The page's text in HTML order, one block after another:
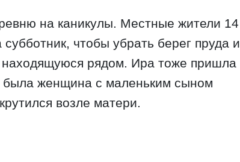
на каникулы. Местные жители 14
чтобы убрать берег пруда и
находящуюся рядом. Ира тоже пришла
была женщина с маленьким сыном
возле матери.